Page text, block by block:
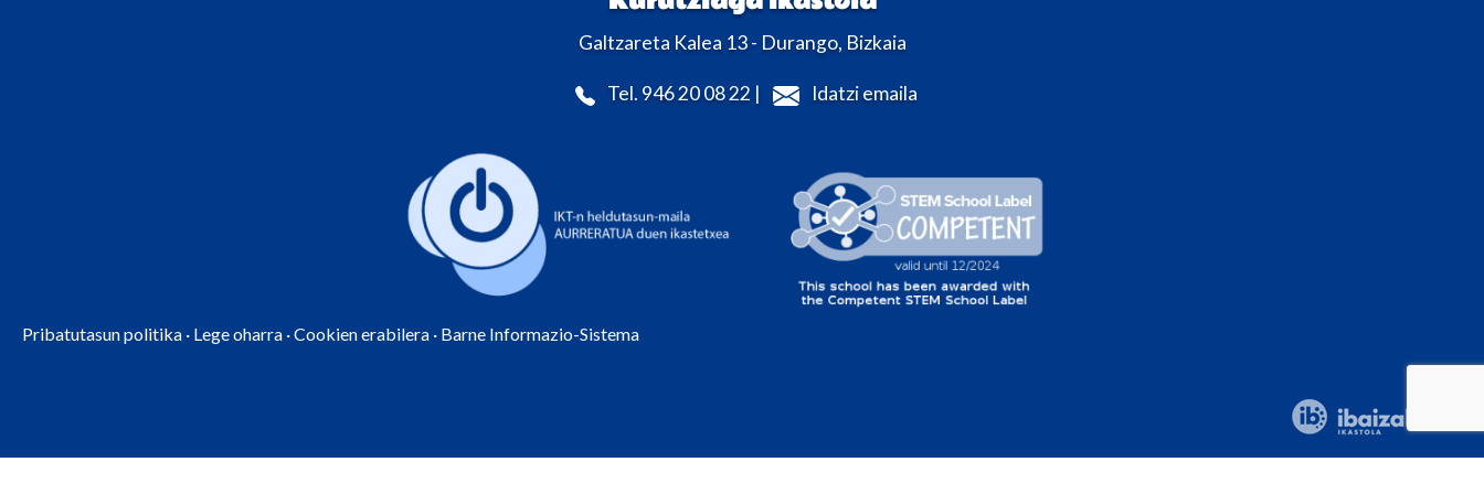
Galtzareta Kalea 13 - Durango, Bizkaia
Tel. 946 20 08 22 | Idatzi emaila
Pribatutasun politika · Lege oharra ·Cookien erabilera · Barne Informazio-Sistema